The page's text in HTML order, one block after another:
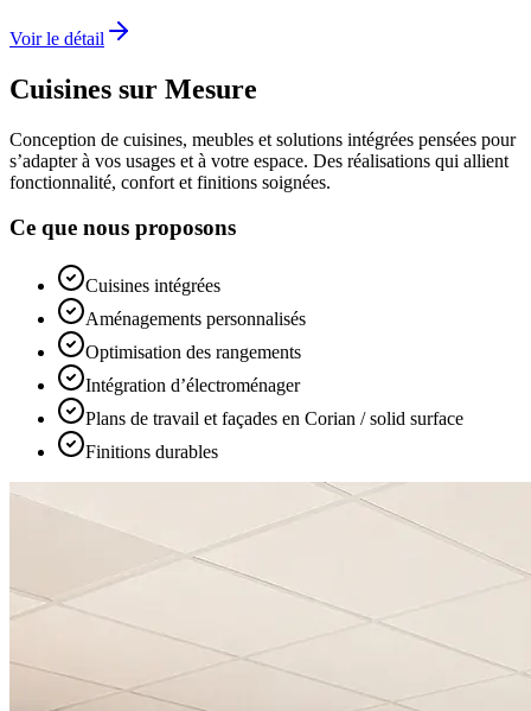
Voir le détail
Cuisines sur Mesure
Conception de cuisines, meubles et solutions intégrées pensées pour
s’adapter à vos usages et à votre espace. Des réalisations qui allient
fonctionnalité, confort et finitions soignées.
Ce que nous proposons
Cuisines intégrées
Aménagements personnalisés
Optimisation des rangements
Intégration d’électroménager
Plans de travail et façades en Corian / solid surface
Finitions durables